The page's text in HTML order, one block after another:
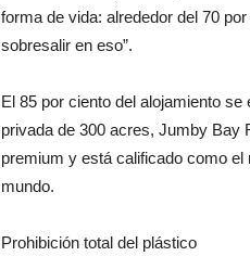
forma de vida: alrededor del 70
sobresalir en eso”.
El 85 por ciento del alojamiento
privada de 300 acres, Jumby Bay
premium y está calificado como el
mundo.
Prohibición total del plástico